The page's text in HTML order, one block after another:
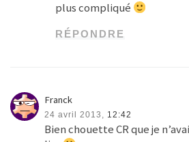
plus compliqué
RÉPONDRE
Franck
24 avril 2013, 12:42
Bien chouette CR que je